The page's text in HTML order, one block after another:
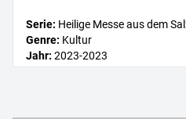
Serie: Heilige Messe aus dem
Genre: Kultur
Jahr: 2023-2023